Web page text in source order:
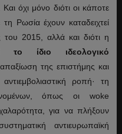
όχι μόνο διότι οι κάποτε
Ρωσία έχουν καταδειχτεί
του 2015, αλλά και διότι η
το ίδιο ιδεολογικό
της επιστήμης και
ροπή· τη
όπως οι woke
για να πλήξουν
αντιευρωπαϊκή